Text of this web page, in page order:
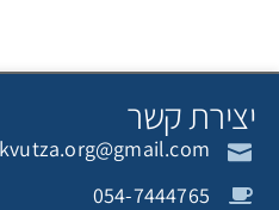
קשר
hakvutza.org@gmail.com
054-7444765